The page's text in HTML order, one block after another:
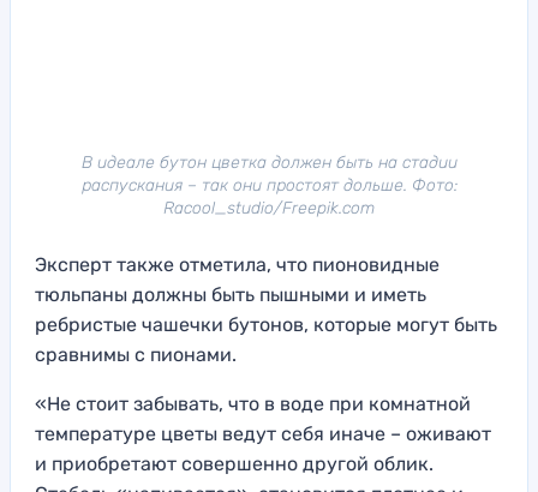
В идеале бутон цветка должен быть на стадии
распускания – так они простоят дольше. Фото:
Racool_studio/Freepik.com
Эксперт также отметила, что пионовидные
тюльпаны должны быть пышными и иметь
ребристые чашечки бутонов, которые могут быть
сравнимы с пионами.
«Не стоит забывать, что в воде при комнатной
температуре цветы ведут себя иначе – оживают
и приобретают совершенно другой облик.